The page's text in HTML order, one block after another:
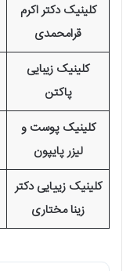
کلینیک دکتر اکرم
قرامحمدی
کلینیک زیبایی
پاکتن
کلینیک پوست و
لیزر پایپون
کلینیک زییایی دکتر
زینا مختاری